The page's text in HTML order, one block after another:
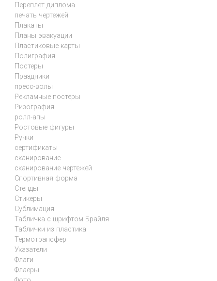
Переплет диплома
печать чертежей
Плакаты
Планы эвакуации
Пластиковые карты
Полиграфия
Постеры
Праздники
пресс-волы
Рекламные постеры
Ризография
ролл-апы
Ростовые фигуры
Ручки
сертификаты
сканирование
сканирование чертежей
Спортивная форма
Стенды
Стикеры
Сублимация
Табличка с шрифтом Брайля
Таблички из пластика
Термотрансфер
Указатели
Флаги
Флаеры